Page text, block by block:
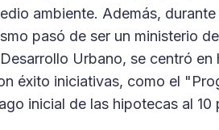
ambiente. Además,
pasó de ser un ministerio
Urbano, se centró
éxito iniciativas, como el
inicial de las hipotecas al